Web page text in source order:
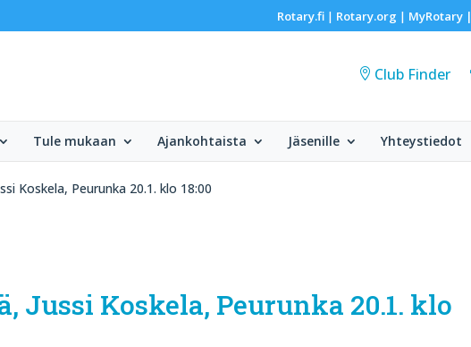
Rotary.fi| Rotary.org | MyRotary |
Club Finder
Tule mukaan Ajankohtaista Jäsenille Yhteystiedot
Koskela, Peurunka 20.1. klo 18:00
Koskela, Peurunka 20.1. klo